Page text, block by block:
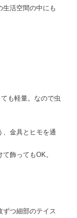
活空間の中にも
も軽量。なので虫
、金具とヒモを通
飾ってもOK。
ずつ細部のテイス